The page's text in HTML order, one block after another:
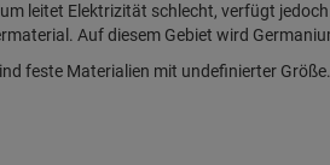
leitet Elektrizität schlecht, verfügt
Auf diesem Gebiet wird
feste Materialien mit undefinierter